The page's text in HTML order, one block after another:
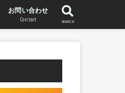
お問い合わせ
Contact SEARCH